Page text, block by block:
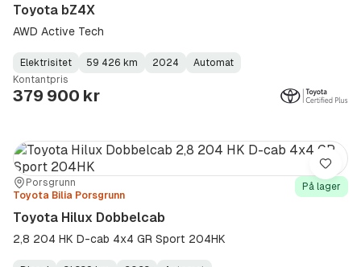
Toyota bZ4X
AWD Active Tech
Fuel
Type:
Elektrisitet
Kilometerstand:
59 426 km
Model
Year:
2024
Gearbox
Type:
Automat
Kontantpris
379 900 kr
Sted:Porsgrunn
Forhandler:
Toyota Bilia Porsgrunn
På lager
Toyota Hilux Dobbelcab
2,8 204 HK D-cab 4x4 GR Sport 204HK
Lagre